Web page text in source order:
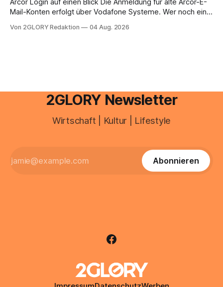
Arcor Login auf einen Blick Die Anmeldung für alte Arcor-E-
Mail-Konten erfolgt über Vodafone Systeme. Wer noch eine
besitzt, loggt sich heute über das Vodafone E-Mail & Cloud
Von 2GLORY Redaktion 04 Aug. 2026
2GLORY Newsletter
Wirtschaft | Kultur | Lifestyle
Abonnieren